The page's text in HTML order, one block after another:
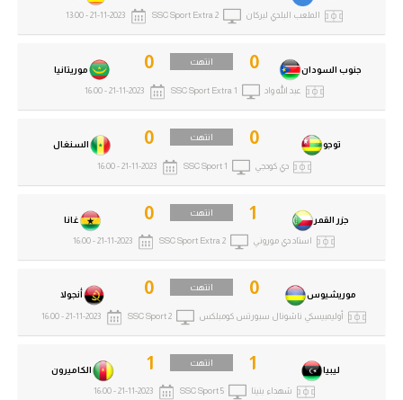
ليبيا 1 انتهت
الكاميرون 1
شهداء بنينا SSC Sport 5
21-11-2023 - 16:00
موريشيوس 0 انتهت
أنجولا 0
أوليمبيسكي ناشونال سبورتس كومبلكس SSC Sport 2
21-11-2023 - 16:00
جزر القمر 1 انتهت
غانا 0
استاد دي موروني SSC Sport Extra 2
21-11-2023 - 16:00
توجو 0 انتهت
السنغال 0
دي كودجي SSC Sport 1
21-11-2023 - 16:00
جنوب السودان 0 انتهت
موريتانيا 0
عبد الله واد SSC Sport Extra 1
21-11-2023 - 16:00
الملعب البلدي لبركان SSC Sport Extra 2
21-11-2023 - 13:00